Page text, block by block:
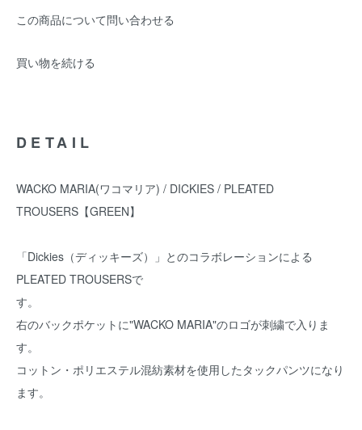
この商品について問い合わせる
買い物を続ける
DETAIL
WACKO MARIA(ワコマリア) / DICKIES / PLEATED
TROUSERS【GREEN】
「Dickies（ディッキーズ）」とのコラボレーションによる
PLEATED TROUSERSで
す。
右のバックポケットに"WACKO MARIA"のロゴが刺繍で入りま
す。
コットン・ポリエステル混紡素材を使用したタックパンツになり
ます。